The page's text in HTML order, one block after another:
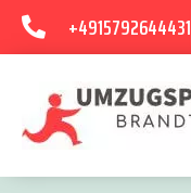
+4915792644431